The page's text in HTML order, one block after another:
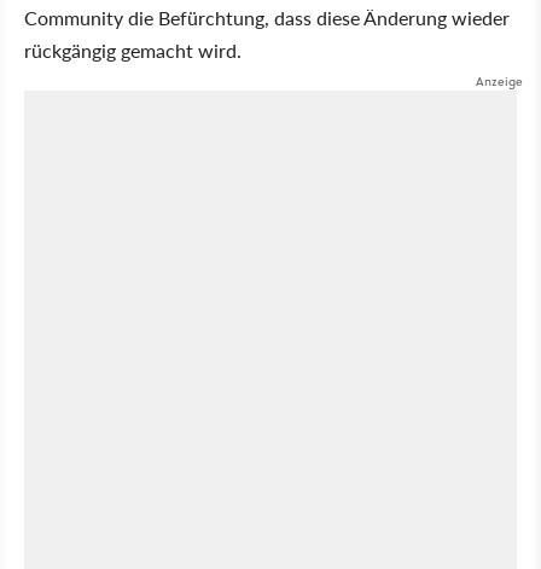
Community die Befürchtung, dass diese Änderung wieder
rückgängig gemacht wird.